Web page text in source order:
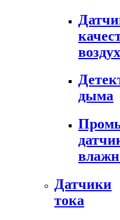
дыма
Датчики
тока